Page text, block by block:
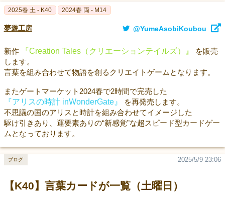
2025春 土 - K40 2024春 両 - M14
夢遊工房 @YumeAsobiKoubou
新作 『Creation Tales（クリエーションテイルズ）』
を販売
します。
言葉を組み合わせて物語を創るクリエイトゲームとなります。
またゲートマーケット2024春で2時間で完売した
『アリスの時計 inWonderGate』
を再発売します。
不思議の国のアリスと時計を組み合わせてイメージした
駆け引きあり、運要素ありの“新感覚”な超スピード型カードゲー
ムとなっております。
【K40】言葉カードが一覧（土曜日）
2025/5/9 23:06
ブログ